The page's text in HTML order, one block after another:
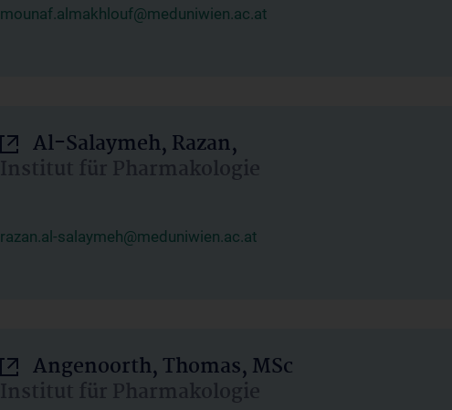
mounaf.almakhlouf@meduniwien.ac.at
Al-Salaymeh, Razan,
Institut für Pharmakologie
razan.al-salaymeh@meduniwien.ac.at
Angenoorth, Thomas, MSc
Institut für Pharmakologie